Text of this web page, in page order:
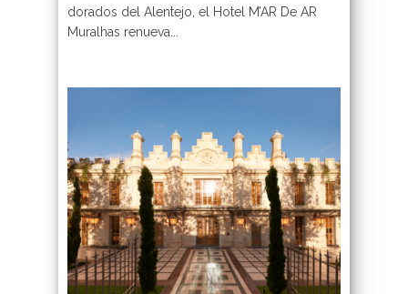
dorados del Alentejo, el Hotel M’AR De AR
Muralhas renueva...